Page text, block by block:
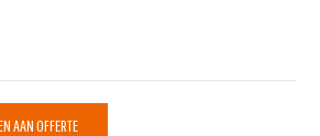
AAN OFFERTE